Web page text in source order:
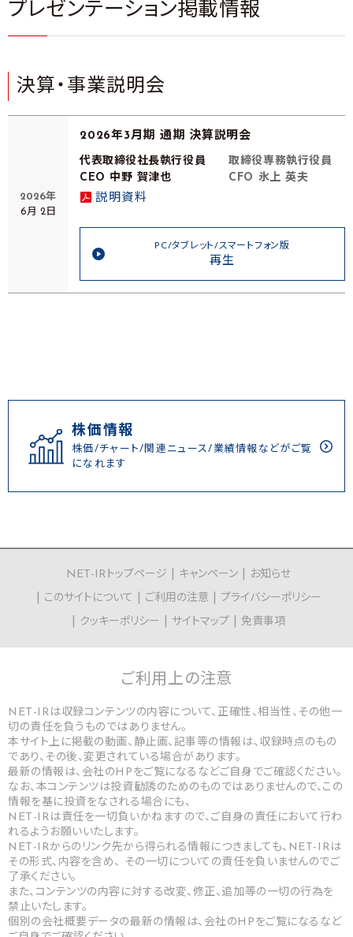
プレゼンテーション掲載情報
決算・事業説明会
2026年
6月 2日
2026年3月期 通期 決算説明会
代表取締役社長執行役員
CEO 中野 賀津也
取締役専務執行役員
CFO 氷上 英夫
説明資料
PC/タブレット/スマートフォン版
再生
株価情報
株価/チャート/関連ニュース/業績情報などがご覧
になれます
NET-IRトップページ キャンペーン
お知らせ
このサイトについて
ご利用の注意
プライバシーポリシー
クッキーポリシー
サイトマップ 免責事項
ご利用上の注意
NET-IRは収録コンテンツの内容について、正確性、相当性、その他一
切の責任を負うものではありません。
本サイト上に掲載の動画、静止画、記事等の情報は、収録時点のもの
であり、その後、変更されている場合があります。
最新の情報は、会社のHPをご覧になるなどご自身でご確認ください。
なお、本コンテンツは投資勧誘のためのものではありませんので、この
情報を基に投資をなされる場合にも、
NET-IRは責任を一切負いかねますので、ご自身の責任において行わ
れるようお願いいたします。
NET-IRからのリンク先から得られる情報につきましても、NET-IRは
その形式、内容を含め、 その一切についての責任を負いませんのでご
了承ください。
また、コンテンツの内容に対する改変、修正、追加等の一切の行為を
禁止いたします。
個別の会社概要データの最新の情報は、会社のHPをご覧になるなど